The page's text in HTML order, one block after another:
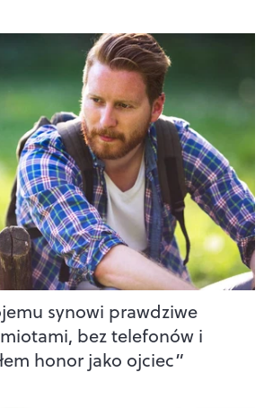
synowi prawdziwe
bez telefonów i
honor jako ojciec”